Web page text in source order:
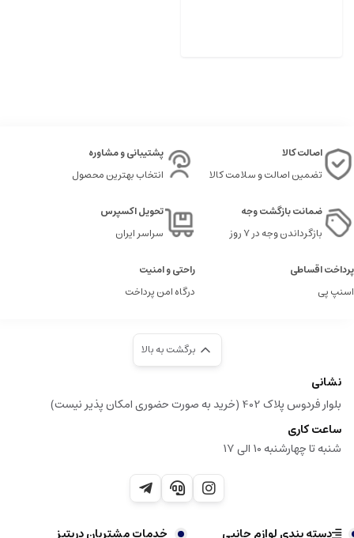
اصالت کالا
تضمین اصالت و سلامت کالا
پشتیبانی و مشاوره
انتخاب بهترین محصول
ضمانت بازگشت وجه
بازگرداندن وجه در ۷ روز
تحویل اکسپرس
سراسر ایران
پرداخت اقساطی
اسنپ پی
راحتی و امنیت
درگاه امن پرداخت
برگشت به بالا
نشانی
بلوار فردوس پلاک 402 (خرید به صورت حضوری امکان پذیر نیست)
ساعت کاری
شنبه تا چهارشنبه 10 الی 17
دسته بندی لوازم جانبی خدمات مشتریان دریتیز